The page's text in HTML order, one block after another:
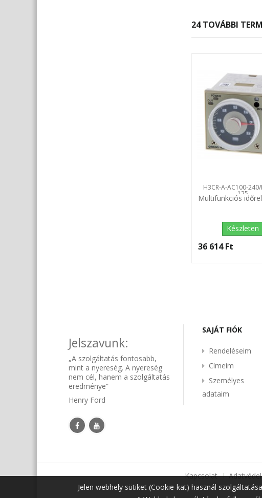
24 TOVÁBBI
H3CR-A-AC100-
125
Multifunkciós
Készleten
36 614 Ft‎
Jelszavunk:
„A szolgáltatás fontosabb,
mint a nyereség. A nyereség
nem cél, hanem a szolgáltatás
eredménye”
Henry Ford
SAJÁT FIÓK
Rendeléseim
Címeim
Személyes
adataim
Kapcsolat
Jelen webhely sütiket (Cookie-kat) használ